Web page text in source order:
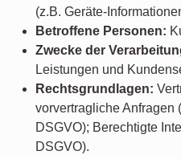
(z.B. Geräte-
Betroffene Personen:
Zwecke der
Leistungen und
Rechtsgrundlagen:
vorvertragliche Anfragen
DSGVO); Berechtigte
DSGVO).